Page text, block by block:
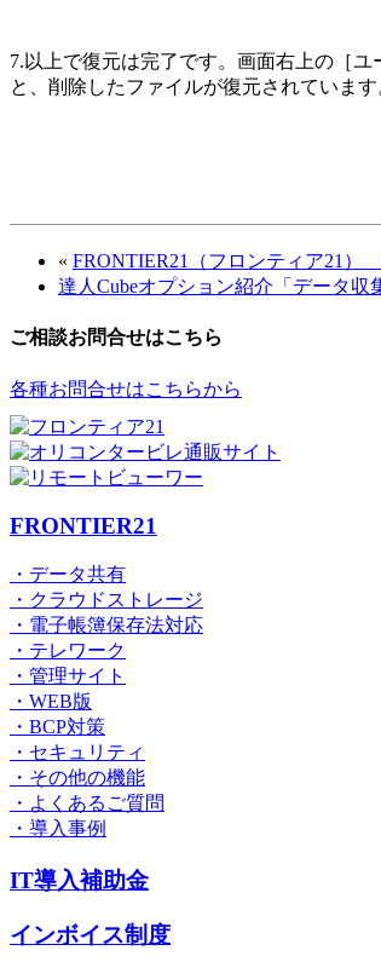
7.以上で復元は完了です。画面右上の［
と、削除したファイルが復元されています
« FRONTIER21（フロンティア21
達人Cubeオプション紹介「データ
ご相談お問合せはこちら
各種お問合せはこちらから
FRONTIER21
・データ共有
・クラウドストレージ
・電子帳簿保存法対応
・テレワーク
・管理サイト
・WEB版
・BCP対策
・セキュリティ
・その他の機能
・よくあるご質問
・導入事例
IT導入補助金
インボイス制度